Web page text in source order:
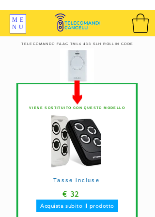
ME
NU
TELECOMANDO FAAC TML4 433 SLH ROLLIN CODE
VIENE SOSTITUITO CON QUESTO MODELLO
€ 32
Acquista subito il prodotto
Tasse incluse